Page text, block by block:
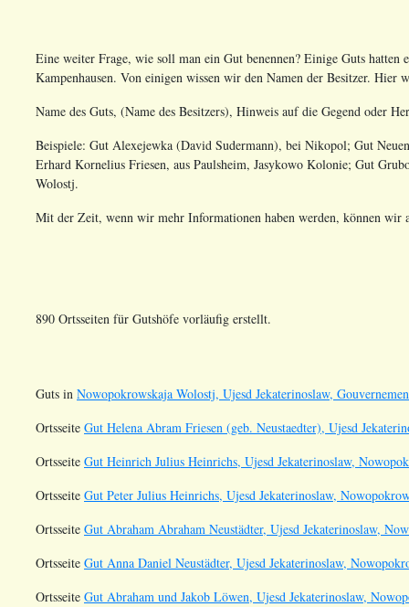
Eine weiter Frage, wie soll man ein Gut benennen? Einige Guts hatten
Kampenhausen. Von einigen wissen wir den Namen der Besitzer. Hier
Name des Guts, (Name des Besitzers), Hinweis auf die Gegend oder
Beispiele: Gut Alexejewka (David Sudermann), bei Nikopol; Gut
Erhard Kornelius Friesen, aus Paulsheim, Jasykowo Kolonie; Gut
Wolostj.
Mit der Zeit, wenn wir mehr Informationen haben werden, können wir
890 Ortsseiten für Gutshöfe vorläufig erstellt.
Guts in Nowopokrowskaja Wolostj, Ujesd Jekaterinoslaw,
Ortsseite Gut Helena Abram Friesen (geb. Neustaedter), Ujesd
Ortsseite Gut Heinrich Julius Heinrichs, Ujesd Jekaterinoslaw,
Ortsseite Gut Peter Julius Heinrichs, Ujesd Jekaterinoslaw,
Ortsseite Gut Abraham Abraham Neustädter, Ujesd Jekaterinoslaw,
Ortsseite Gut Anna Daniel Neustädter, Ujesd Jekaterinoslaw,
Ortsseite Gut Abraham und Jakob Löwen, Ujesd Jekaterinoslaw,